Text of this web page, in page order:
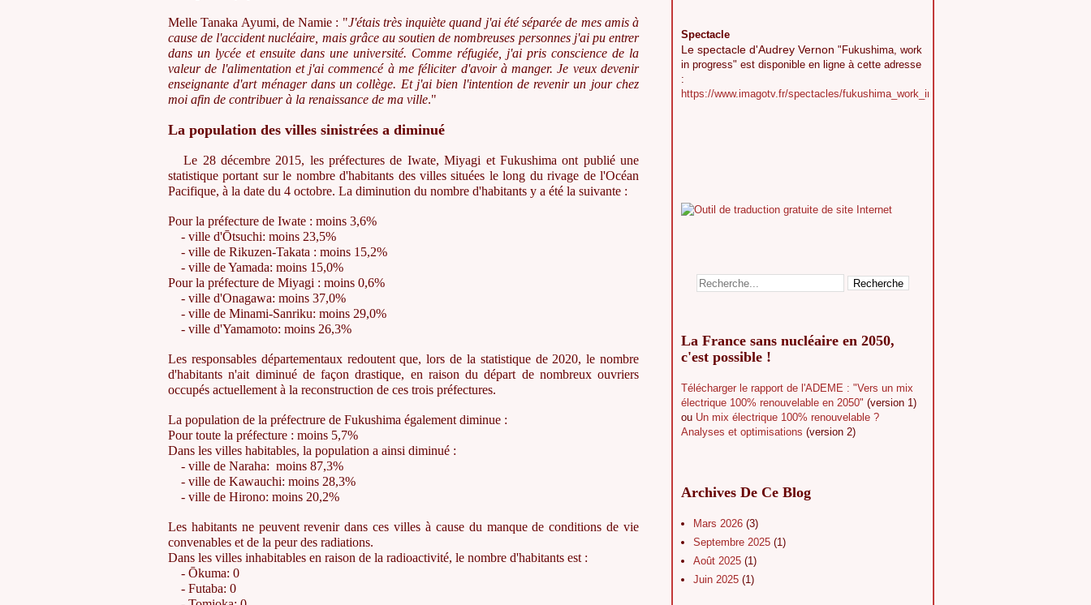
Melle Tanaka Ayumi, de Namie : "J'étais très inquiète quand j'ai été séparée de mes amis à
cause de l'accident nucléaire, mais grâce au soutien de nombreuses personnes j'ai pu entrer
dans un lycée et ensuite dans une université. Comme réfugiée, j'ai pris conscience de la
valeur de l'alimentation et j'ai commencé à me féliciter d'avoir à manger. Je veux devenir
enseignante d'art ménager dans un collège. Et j'ai bien l'intention de revenir un jour chez
moi afin de contribuer à la renaissance de ma ville."
La population des villes sinistrées a diminué
Le 28 décembre 2015, les préfectures de Iwate, Miyagi et Fukushima ont publié une
statistique portant sur le nombre d'habitants des villes situées le long du rivage de l'Océan
Pacifique, à la date du 4 octobre. La diminution du nombre d'habitants y a été la suivante :
Pour la préfecture de Iwate : moins 3,6%
- ville d'Ōtsuchi: moins 23,5%
- ville de Rikuzen-Takata : moins 15,2%
- ville de Yamada: moins 15,0%
Pour la préfecture de Miyagi : moins 0,6%
- ville d'Onagawa: moins 37,0%
- ville de Minami-Sanriku: moins 29,0%
- ville d'Yamamoto: moins 26,3%
Les responsables départementaux redoutent que, lors de la statistique de 2020, le nombre
d'habitants n'ait diminué de façon drastique, en raison du départ de nombreux ouvriers
occupés actuellement à la reconstruction de ces trois préfectures.
La population de la préfectrure de Fukushima également diminue :
Pour toute la préfecture : moins 5,7%
Dans les villes habitables, la population a ainsi diminué :
- ville de Naraha: moins 87,3%
- ville de Kawauchi: moins 28,3%
- ville de Hirono: moins 20,2%
Les habitants ne peuvent revenir dans ces villes à cause du manque de conditions de vie
convenables et de la peur des radiations.
Dans les villes inhabitables en raison de la radioactivité, le nombre d'habitants est :
- Ōkuma: 0
- Futaba: 0
Spectacle
Le spectacle d'Audrey Vernon "Fukushima, work
in progress" est disponible en ligne à cette adresse
:
https://www.imagotv.fr/spectacles/fukushima_work_in_progress
La France sans nucléaire en 2050,
c'est possible !
Télécharger le rapport de l'ADEME : "Vers un mix
électrique 100% renouvelable en 2050" (version 1)
ou Un mix électrique 100% renouvelable ?
Analyses et optimisations (version 2)
Archives De Ce Blog
Mars 2026 (3)
Septembre 2025 (1)
Août 2025 (1)
Juin 2025 (1)